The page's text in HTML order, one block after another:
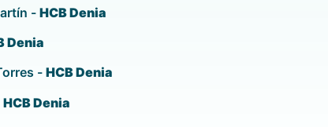
-HCB Denia
Denia
- HCB Denia
HCB Denia